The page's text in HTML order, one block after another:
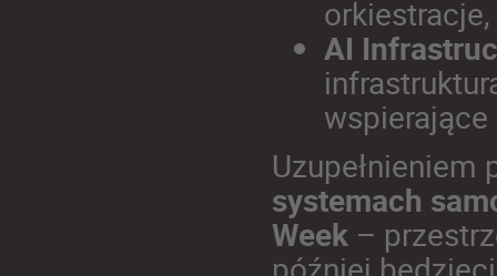
AI
systemach
Week –